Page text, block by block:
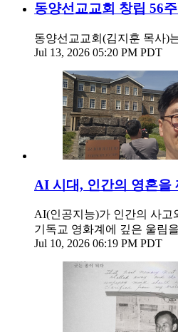
동양선교교회 창립 56
동양선교교회(김지훈 목사)
Jul 13, 2026 05:20 PM PDT
AI 시대, 인간의 영혼을
AI(인공지능)가 인간의 사고
기독교 영화계에 깊은 울림
Jul 10, 2026 06:19 PM PDT